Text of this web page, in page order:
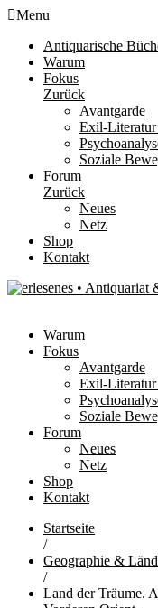
Menu
Antiquarische
Warum
Fokus
Zurück
Avantgarde
Exil-
Soziale
Forum
Zurück
Neues
Netz
Shop
Kontakt
Warum
Fokus
Avantgarde
Exil-
Soziale
Forum
Neues
Netz
Shop
Kontakt
Startseite
/
Geographie &
/
Land der Träume.